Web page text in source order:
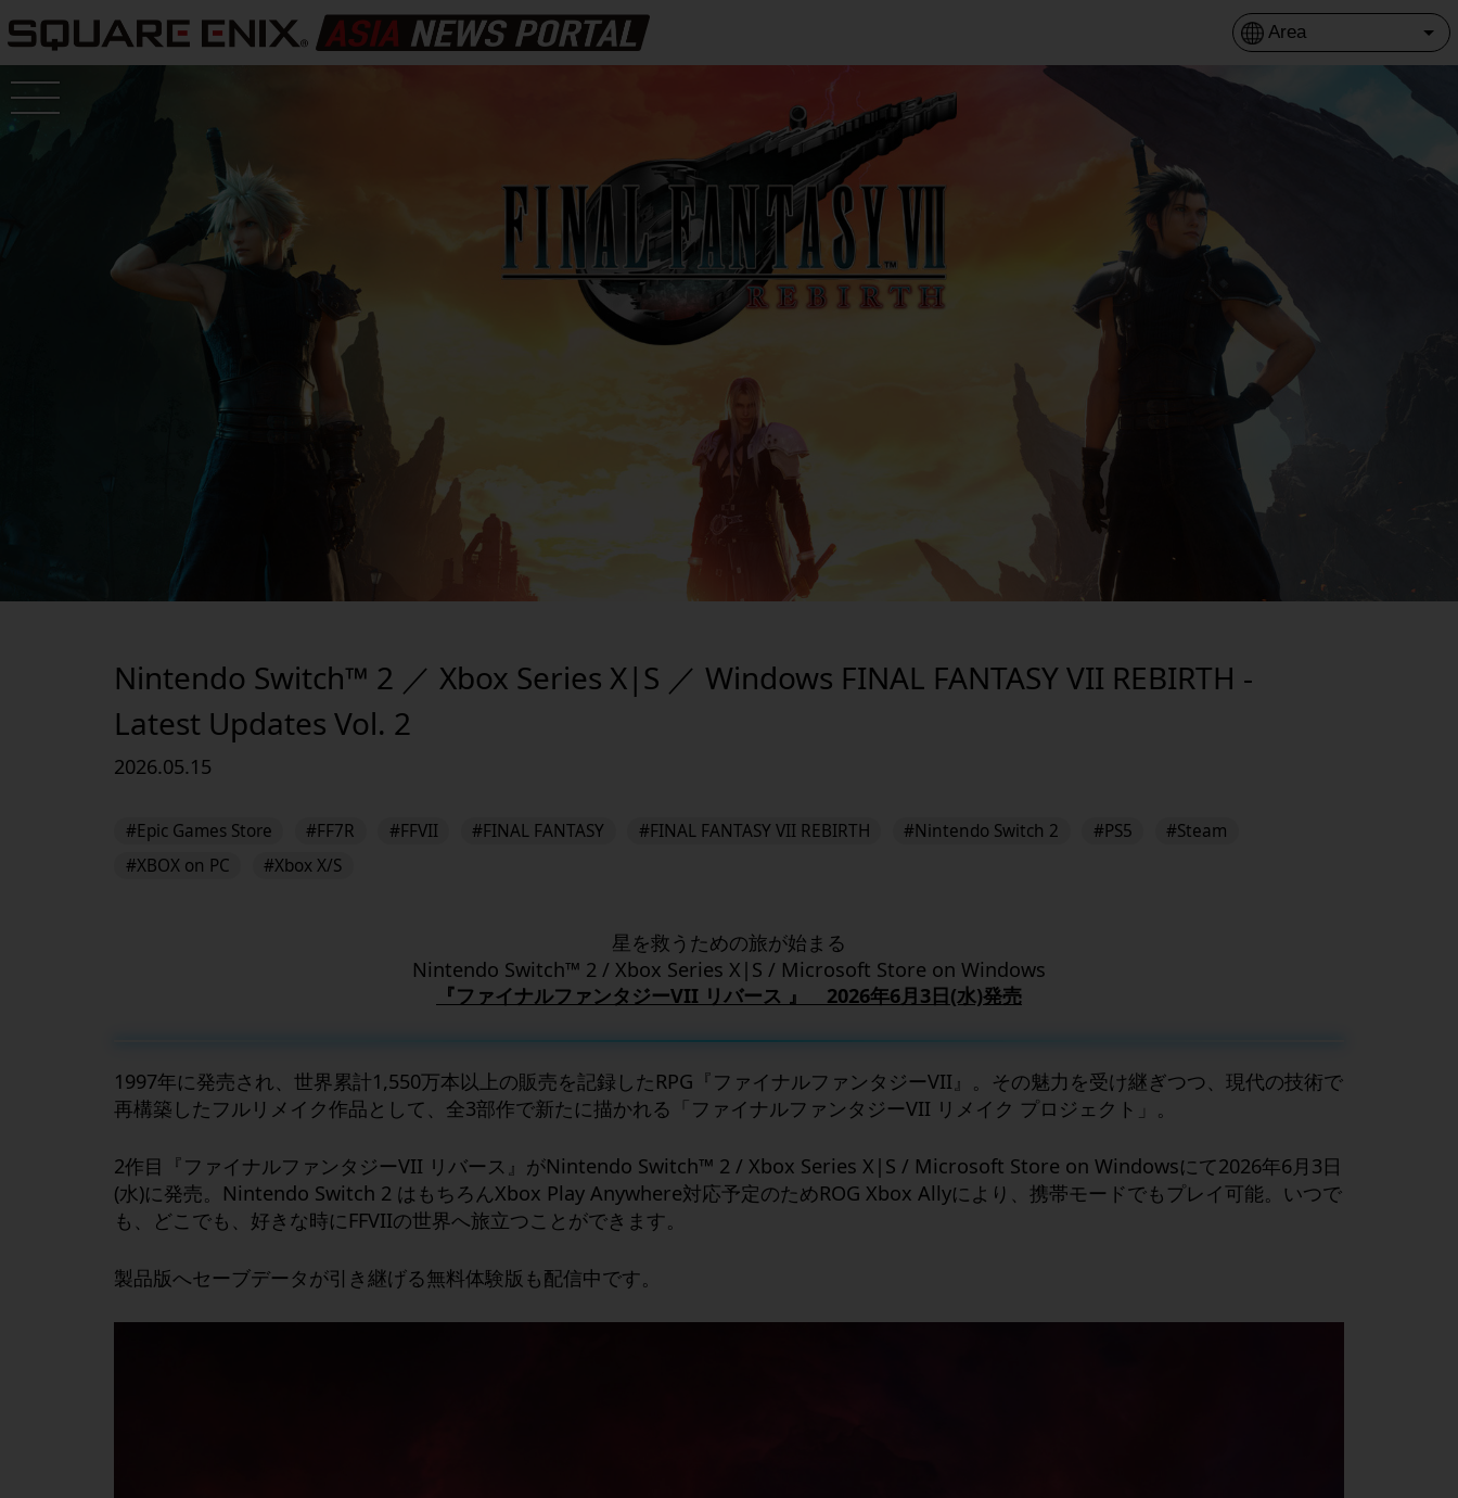
Nintendo Switch™ 2 ／ Xbox Series X|S ／ Windows FINAL FANTASY VII REBIRTH -
Latest Updates Vol. 2
2026.05.15
#Epic Games Store #FF7R #FFVII #FINAL FANTASY #FINAL FANTASY VII REBIRTH #Nintendo Switch 2 #PS5
#Steam
#XBOX on PC
#Xbox X/S
星を救うための旅が始まる
Nintendo Switch™ 2 / Xbox Series X|S / Microsoft Store on Windows
『ファイナルファンタジーVII リバース 』 2026年6月3日(水)発売
1997年に発売され、世界累計1,550万本以上の販売を記録したRPG『ファイナルファンタジーVII』。その魅力を受け継ぎつつ、現代の技術で
再構築したフルリメイク作品として、全3部作で新たに描かれる「ファイナルファンタジーVII リメイク プロジェクト」。
2作目『ファイナルファンタジーVII リバース』がNintendo Switch™ 2 / Xbox Series X|S / Microsoft Store on Windowsにて2026年6月3日
(水)に発売。Nintendo Switch 2 はもちろんXbox Play Anywhere対応予定のためROG Xbox Allyにより、携帯モードでもプレイ可能。いつで
も、どこでも、好きな時にFFVIIの世界へ旅立つことができます。
製品版へセーブデータが引き継げる無料体験版も配信中です。